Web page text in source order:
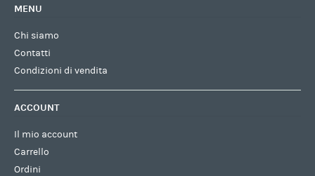
MENU
Chi siamo
Contatti
Condizioni di vendita
ACCOUNT
Il mio account
Carrello
Ordini